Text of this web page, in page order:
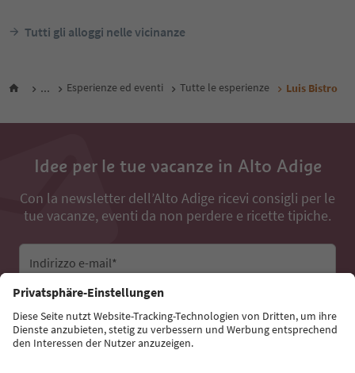
Tutti gli alloggi nelle vicinanze
... Esperienze ed eventi Tutte le esperienze Luis Bistro
Idee per le tue vacanze in Alto Adige
Con la newsletter dell’Alto Adige ricevi consigli per le
tue vacanze, eventi da non perdere e ricette tipiche.
Indirizzo e-mail*
Iscriviti alla newsletter